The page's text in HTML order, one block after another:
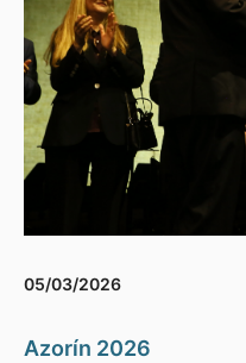
05/03/2026
Azorín 2026